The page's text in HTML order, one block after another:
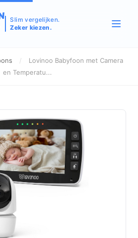
Slim vergelijken.
Zeker kiezen.
/
Lovinoo Babyfoon met Camera
en Temperatu...